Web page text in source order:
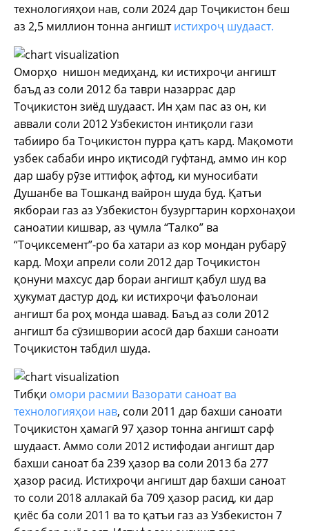
технологияҳои нав, соли 2024 дар Тоҷикистон беш
аз 2,5 миллион тонна ангиштистихроҷ шудааст.
Оморҳо нишон медиҳанд, ки истихроҷи ангишт
баъд аз соли 2012 ба таври назаррас дар
Тоҷикистон зиёд шудааст. Ин ҳам пас аз он, ки
аввали соли 2012 Узбекистон интиқоли гази
табииро ба Тоҷикистон пурра қатъ кард. Мақомоти
узбек сабаби инро иқтисодӣ гуфтанд, аммо ин кор
дар шабу рӯзе иттифоқ афтод, ки муносибати
Душанбе ва Тошканд вайрон шуда буд. Қатъи
якбораи газ аз Узбекистон бузургтарин корхонаҳои
саноатии кишвар, аз ҷумла “Талко” ва
“Тоҷиксемент”-ро ба хатари аз кор мондан рубарӯ
кард. Моҳи апрели соли 2012 дар Тоҷикистон
қонуни махсус дар бораи ангишт қабул шуд ва
ҳукумат дастур дод, ки истихроҷи фаъолонаи
ангишт ба роҳ монда шавад. Баъд аз соли 2012
ангишт ба сӯзишвории асосӣ дар бахши саноати
Тоҷикистон табдил шуда.
Тибқи омори расмии Вазорати саноат ва
технологияҳои нав, соли 2011 дар бахши саноати
Тоҷикистон ҳамагӣ 97 ҳазор тонна ангишт сарф
шудааст. Аммо соли 2012 истифодаи ангишт дар
бахши саноат ба 239 ҳазор ва соли 2013 ба 277
ҳазор расид. Истихроҷи ангишт дар бахши саноат
то соли 2018 аллакай ба 709 ҳазор расид, ки дар
қиёс ба соли 2011 ва то қатъи газ аз Узбекистон 7